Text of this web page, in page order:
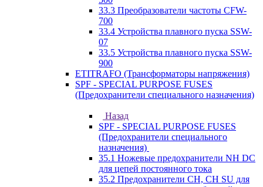
33.3 Преобразователи частоты CFW-
700
33.4 Устройства плавного пуска SSW-
07
33.5 Устройства плавного пуска SSW-
900
ETITRAFO (Трансформаторы напряжения)
SPF - SPECIAL PURPOSE FUSES
(Предохранители специального назначения)
Назад
SPF - SPECIAL PURPOSE FUSES
(Предохранители специального
назначения)
35.1 Ножевые предохранители NH DC
для цепей постоянного тока
35.2 Предохранители CH, CH SU для